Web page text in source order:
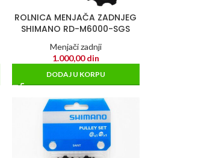
ROLNICA MENJAČA ZADNJEG
SHIMANO RD-M6000-SGS
Menjači zadnji
1.000,00din
DODAJ U KORPU